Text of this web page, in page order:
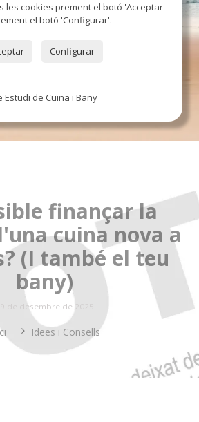
les cookies prement el botó 'Acceptar'
el botó 'Configurar'.
Configurar
Estudi de Cuina i Bany
finançar la
cuina nova a
(I també el teu
bany)
19 de desembre de 2025
Idees i Consells